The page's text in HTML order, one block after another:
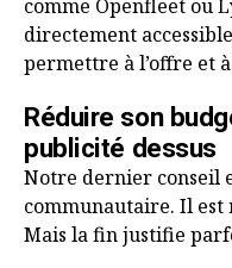
comme Openfleet ou
directement
permettre à l’offre et
Réduire son
publicité dessus
Notre dernier conseil
communautaire. Il
Mais la fin justifie